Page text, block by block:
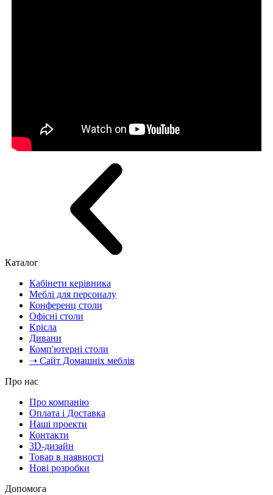
Каталог
Кабінети керівника
Меблі для персоналу
Конференц столи
Офісні столи
Крісла
Дивани
Комп'ютерні столи
➝ Сайт Домашніх меблів
Про нас
Про компанію
Оплата і Доставка
Наші проекти
Контакти
3D-дизайн
Товар в наявності
Нові розробки
Допомога